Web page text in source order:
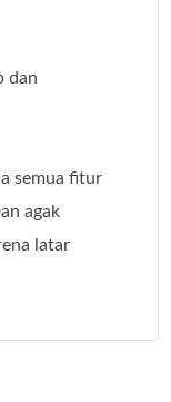
dan
semua fitur
agak
latar